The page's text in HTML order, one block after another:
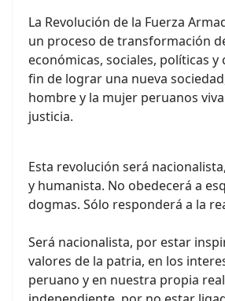
La Revolución de la Fuerza
un proceso de transformación
económicas, sociales, políticas y
fin de lograr una nueva
hombre y la mujer peruanos
justicia.
Esta revolución será
y humanista. No obedecerá a
dogmas. Sólo responderá a la
Será nacionalista, por estar
valores de la patria, en los
peruano y en nuestra propia